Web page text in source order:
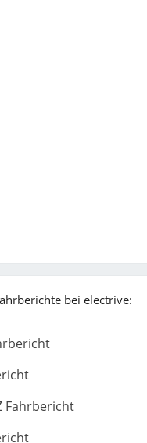
bei electrive: